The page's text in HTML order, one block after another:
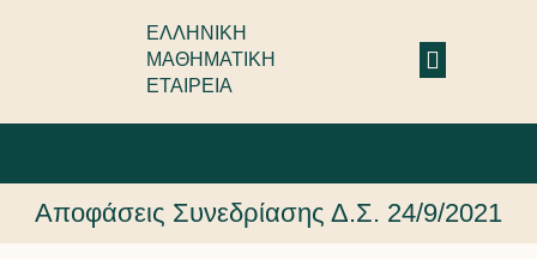
ΕΛΛΗΝΙΚΗ
ΜΑΘΗΜΑΤΙΚΗ
ΕΤΑΙΡΕΙΑ
Αποφάσεις Συνεδρίασης Δ.Σ. 24/9/2021